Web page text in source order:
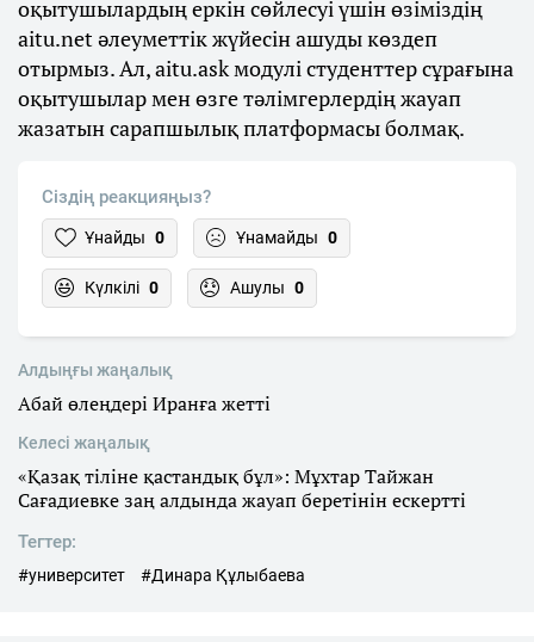
оқытушылардың еркін сөйлесуі үшін өзіміздің
aitu.net әлеуметтік жүйесін ашуды көздеп
отырмыз. Ал, aitu.ask модулі студенттер сұрағына
оқытушылар мен өзге тәлімгерлердің жауап
жазатын сарапшылық платформасы болмақ.
Сіздің реакцияңыз?
Ұнайды 0 Ұнамайды 0
Күлкілі 0 Ашулы 0
Алдыңғы жаңалық
Абай өлеңдері Иранға жетті
Келесі жаңалық
«Қазақ тіліне қастандық бұл»: Мұхтар Тайжан
Сағадиевке заң алдында жауап беретінін ескертті
Тегтер:
#университет #Динара Құлыбаева